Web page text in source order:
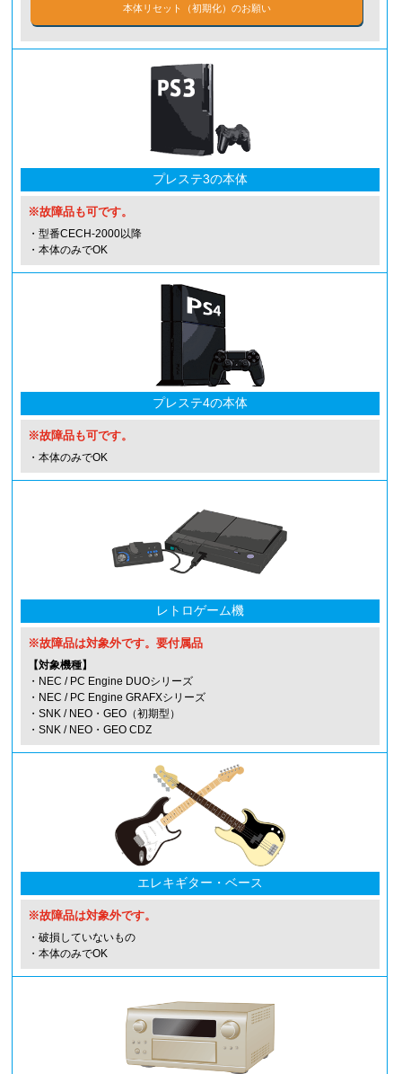
本体リセット（初期化）のお願い
プレステ3の本体
※故障品も可です。
・型番CECH-2000以降
・本体のみでOK
プレステ4の本体
※故障品も可です。
・本体のみでOK
レトロゲーム機
※故障品は対象外です。要付属品
【対象機種】
・NEC / PC Engine DUOシリーズ
・NEC / PC Engine GRAFXシリーズ
・SNK / NEO・GEO（初期型）
・SNK / NEO・GEO CDZ
エレキギター・ベース
※故障品は対象外です。
・破損していないもの
・本体のみでOK